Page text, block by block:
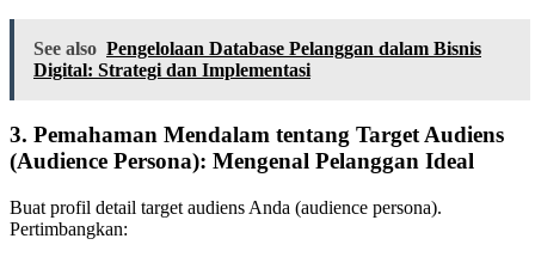
See also Pengelolaan Database Pelanggan dalam Bisnis
Digital: Strategi dan Implementasi
3. Pemahaman Mendalam tentang Target Audiens
(Audience Persona): Mengenal Pelanggan Ideal
Buat profil detail target audiens Anda (audience persona).
Pertimbangkan: